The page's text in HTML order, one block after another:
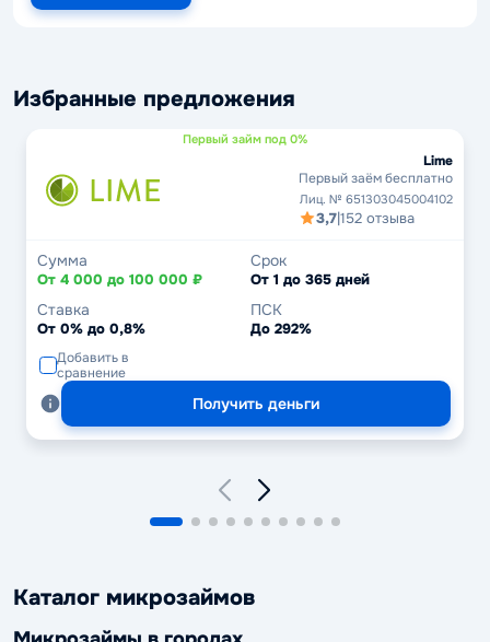
Избранные предложения
Первый займ под 0%
Lime
Первый заём бесплатно
Лиц. № 651303045004102
3,7|152 отзыва
Сумма
От 4 000 до 100 000 ₽
Срок
От 1 до 365 дней
Ставка
От 0% до 0,8%
ПСК
До 292%
Добавить в
сравнение
Получить деньги
Каталог микрозаймов